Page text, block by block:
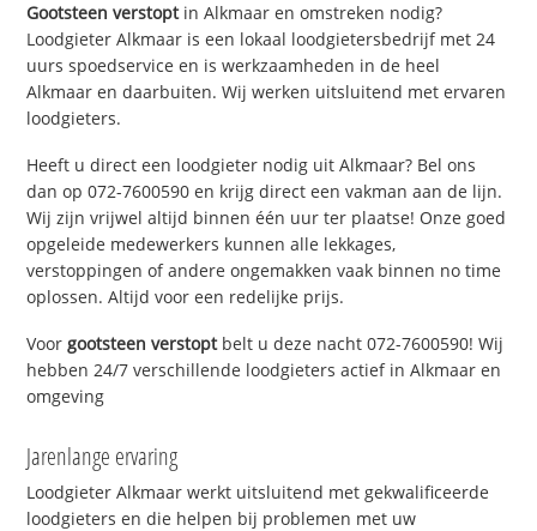
Gootsteen verstoptin Alkmaar en omstreken nodig?
Loodgieter Alkmaar is een lokaal loodgietersbedrijf met 24
uurs spoedservice en is werkzaamheden in de heel
Alkmaar en daarbuiten. Wij werken uitsluitend met ervaren
loodgieters.
Heeft u direct een loodgieter nodig uit Alkmaar? Bel ons
dan op 072-7600590 en krijg direct een vakman aan de lijn.
Wij zijn vrijwel altijd binnen één uur ter plaatse! Onze goed
opgeleide medewerkers kunnen alle lekkages,
verstoppingen of andere ongemakken vaak binnen no time
oplossen. Altijd voor een redelijke prijs.
Voorgootsteen verstoptbelt u deze nacht 072-7600590! Wij
hebben 24/7 verschillende loodgieters actief in Alkmaar en
omgeving
Jarenlange ervaring
Loodgieter Alkmaar werkt uitsluitend met gekwalificeerde
loodgieters en die helpen bij problemen met uw